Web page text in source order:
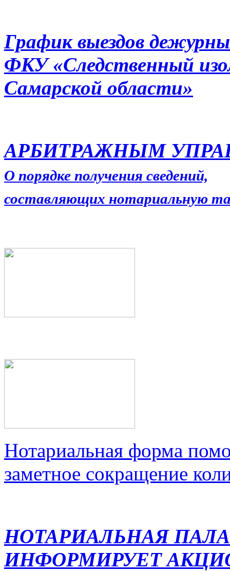
График выездов
ФКУ «Следственный
Самарской области»
АРБИТРАЖНЫМ
О порядке получения сведений,
составляющих нотариальную
Нотариальная форма
заметное сокращение
НОТАРИАЛЬНАЯ
ИНФОРМИРУЕТ